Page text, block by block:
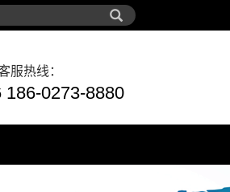
服热线：
186-0273-8880